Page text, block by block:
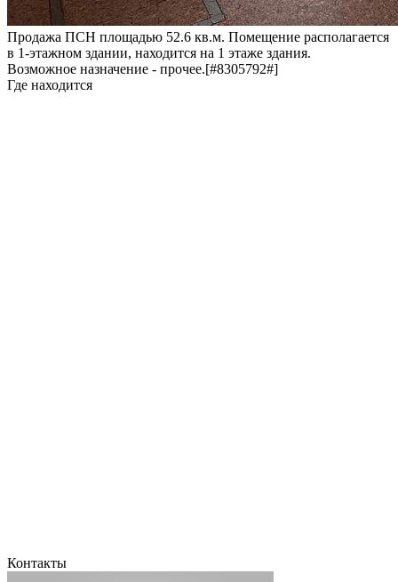
Продажа ПСН площадью 52.6 кв.м. Помещение располагается
в 1-этажном здании, находится на 1 этаже здания.
Возможное назначение - прочее.[#8305792#]
Где находится
Контакты